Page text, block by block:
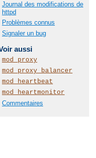
Journal des modifications de
httpd
Problèmes connus
Signaler un bug
aussi
mod_proxy
mod_proxy_balancer
mod_heartbeat
mod_heartmonitor
Commentaires